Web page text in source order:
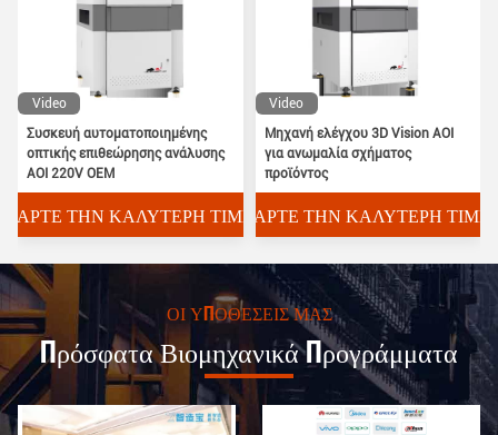
Video
Συσκευή αυτοματοποιημένης
οπτικής επιθεώρησης ανάλυσης
AOI 220V OEM
ΠΆΡΤΕ ΤΗΝ ΚΑΛΎΤΕΡΗ ΤΙΜΉ
Video
Μηχανή ελέγχου 3D Vision AOI
για ανωμαλία σχήματος
προϊόντος
ΠΆΡΤΕ ΤΗΝ ΚΑΛΎΤΕΡΗ ΤΙΜΉ
ΟΙ ΥΠΟΘΈΣΕΙΣ ΜΑΣ
Πρόσφατα Βιομηχανικά Προγράμματα